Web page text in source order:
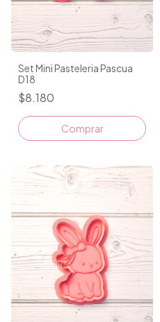
Set Mini Pasteleria Pascua
D18
$8.180